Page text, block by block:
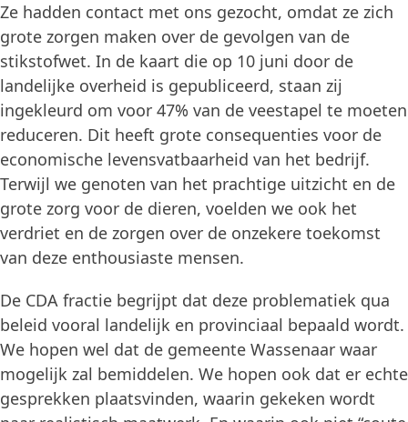
Ze hadden contact met ons gezocht, omdat ze zich
grote zorgen maken over de gevolgen van de
stikstofwet. In de kaart die op 10 juni door de
landelijke overheid is gepubliceerd, staan zij
ingekleurd om voor 47% van de veestapel te moeten
reduceren. Dit heeft grote consequenties voor de
economische levensvatbaarheid van het bedrijf.
Terwijl we genoten van het prachtige uitzicht en de
grote zorg voor de dieren, voelden we ook het
verdriet en de zorgen over de onzekere toekomst
van deze enthousiaste mensen.
De CDA fractie begrijpt dat deze problematiek qua
beleid vooral landelijk en provinciaal bepaald wordt.
We hopen wel dat de gemeente Wassenaar waar
mogelijk zal bemiddelen. We hopen ook dat er echte
gesprekken plaatsvinden, waarin gekeken wordt